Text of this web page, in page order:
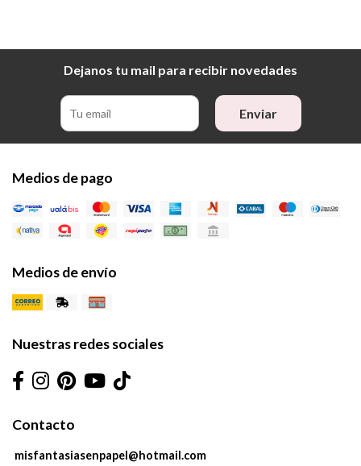
Dejanos tu mail para recibir novedades
Enviar
Medios de pago
Medios de envío
Nuestras redes sociales
Contacto
misfantasiasenpapel@hotmail.com